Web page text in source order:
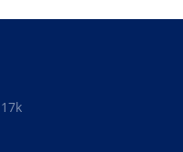
17k